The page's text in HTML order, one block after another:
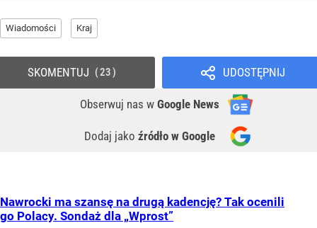
Wiadomości Kraj
UDOSTĘPNIJ
Obserwuj nas w Google News
Dodaj jako źródło w Google
SKOMENTUJ 23
Nawrocki ma szansę na drugą kadencję? Tak ocenili
go Polacy. Sondaż dla „Wprost”